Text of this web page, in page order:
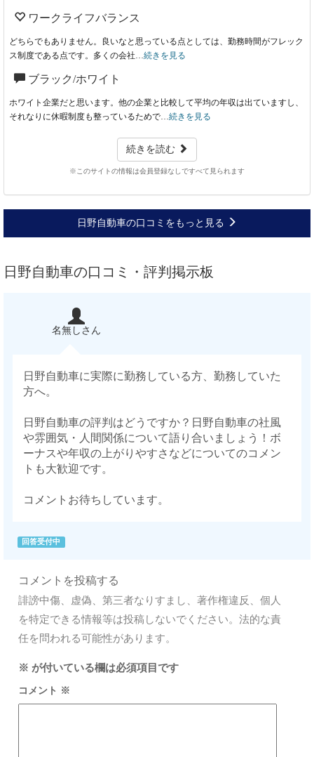
ワークライフバランス
どちらでもありません。良いなと思っている点としては、勤務時間がフレック
ス制度である点です。多くの会社…続きを見る
ブラック/ホワイト
ホワイト企業だと思います。他の企業と比較して平均の年収は出ていますし、
それなりに休暇制度も整っているためで…続きを見る
続きを読む
※このサイトの情報は会員登録なしですべて見られます
日野自動車の口コミをもっと見る
日野自動車の口コミ・評判掲示板
名無しさん
日野自動車に実際に勤務している方、勤務していた
方へ。
日野自動車の評判はどうですか？日野自動車の社風
や雰囲気・人間関係について語り合いましょう！ボ
ーナスや年収の上がりやすさなどについてのコメン
トも大歓迎です。
コメントお待ちしています。
回答受付中
コメントを投稿する
誹謗中傷、虚偽、第三者なりすまし、著作権違反、個人
を特定できる情報等は投稿しないでください。法的な責
任を問われる可能性があります。
※ が付いている欄は必須項目です
コメント ※